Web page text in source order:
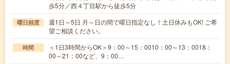
歩5分／西４丁目駅から徒歩5分
曜日頻度
週1日～5日 月～日の間で曜日指定なし！土日休みもOK! ご希
望ご相談ください。
時間
＜1日3時間からOK＞9：00～15：0010：00～13：0018：
00～21：00など、9：00…